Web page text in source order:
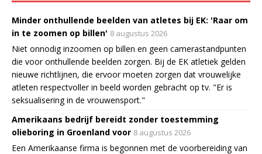
Minder onthullende beelden van atletes bij EK: 'Raar om
in te zoomen op billen' 8 augustus 2026
Niet onnodig inzoomen op billen en geen camerastandpunten
die voor onthullende beelden zorgen. Bij de EK atletiek gelden
nieuwe richtlijnen, die ervoor moeten zorgen dat vrouwelijke
atleten respectvoller in beeld worden gebracht op tv. "Er is
seksualisering in de vrouwensport."
Amerikaans bedrijf bereidt zonder toestemming
olieboring in Groenland voor 8 augustus 2026
Een Amerikaanse firma is begonnen met de voorbereiding van